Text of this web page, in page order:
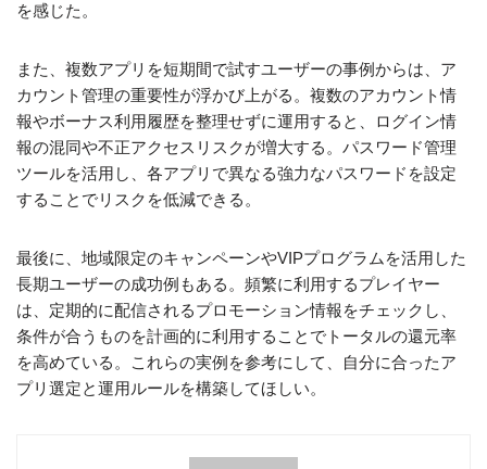
を感じた。
また、複数アプリを短期間で試すユーザーの事例からは、ア
カウント管理の重要性が浮かび上がる。複数のアカウント情
報やボーナス利用履歴を整理せずに運用すると、ログイン情
報の混同や不正アクセスリスクが増大する。パスワード管理
ツールを活用し、各アプリで異なる強力なパスワードを設定
することでリスクを低減できる。
最後に、地域限定のキャンペーンやVIPプログラムを活用した
長期ユーザーの成功例もある。頻繁に利用するプレイヤー
は、定期的に配信されるプロモーション情報をチェックし、
条件が合うものを計画的に利用することでトータルの還元率
を高めている。これらの実例を参考にして、自分に合ったア
プリ選定と運用ルールを構築してほしい。